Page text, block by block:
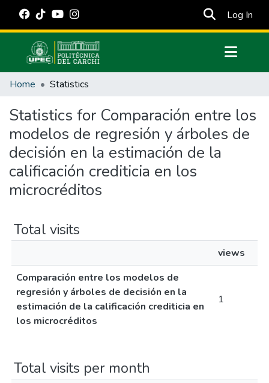
Log In
Communities & Collections
Estadísticas Externas
Manuales
Home Statistics
Statistics for Comparación entre los
modelos de regresión y árboles de
decisión en la estimación de la
calificación crediticia en los
microcréditos
Total visits
views
Comparación entre los modelos de
regresión y árboles de decisión en la
estimación de la calificación crediticia en
los microcréditos
1
Total visits per month